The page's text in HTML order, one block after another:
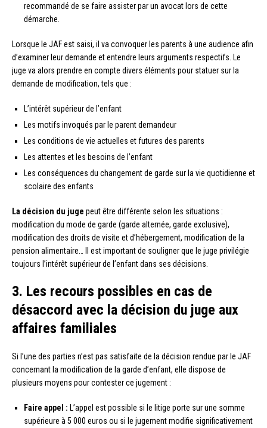
recommandé de se faire assister par un avocat lors de cette
démarche.
Lorsque le JAF est saisi, il va convoquer les parents à une audience afin
d’examiner leur demande et entendre leurs arguments respectifs. Le
juge va alors prendre en compte divers éléments pour statuer sur la
demande de modification, tels que :
L’intérêt supérieur de l’enfant
Les motifs invoqués par le parent demandeur
Les conditions de vie actuelles et futures des parents
Les attentes et les besoins de l’enfant
Les conséquences du changement de garde sur la vie quotidienne et
scolaire des enfants
La décision du juge peut être différente selon les situations :
modification du mode de garde (garde alternée, garde exclusive),
modification des droits de visite et d’hébergement, modification de la
pension alimentaire… Il est important de souligner que le juge privilégie
toujours l’intérêt supérieur de l’enfant dans ses décisions.
3. Les recours possibles en cas de
désaccord avec la décision du juge aux
affaires familiales
Si l’une des parties n’est pas satisfaite de la décision rendue par le JAF
concernant la modification de la garde d’enfant, elle dispose de
plusieurs moyens pour contester ce jugement :
Faire appel : L’appel est possible si le litige porte sur une somme
supérieure à 5 000 euros ou si le jugement modifie significativement